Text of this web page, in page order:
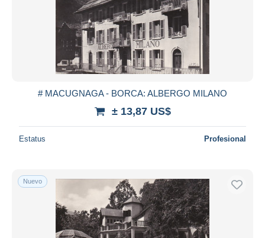
# MACUGNAGA - BORCA: ALBERGO MILANO
± 13,87 US$
Estatus Profesional
Nuevo